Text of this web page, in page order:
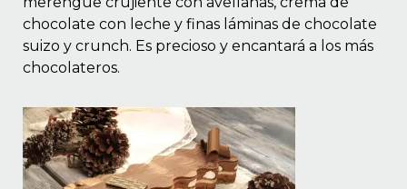
chocolate con leche y finas láminas de chocolate
suizo y crunch. Es precioso y encantará a los más
chocolateros.